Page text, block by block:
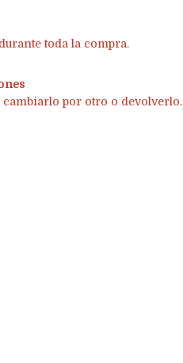
toda la compra.
cambiarlo por otro o devolverlo.